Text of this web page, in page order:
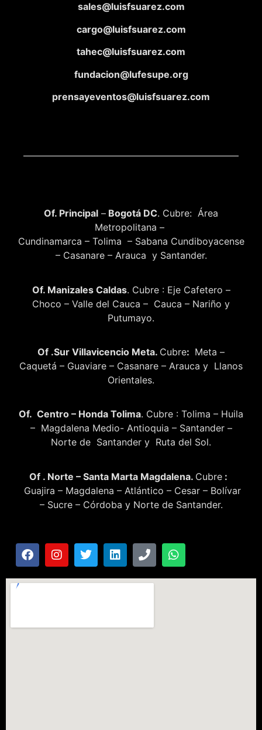
sales@luisfsuarez.com
cargo@luisfsuarez.com
tahec@luisfsuarez.com
fundacion@lufesupe.org
prensayeventos@luisfsuarez.com
Of. Principal – Bogotá DC. Cubre: Área
Metropolitana –
Cundinamarca – Tolima – Sabana Cundiboyacense
– Casanare – Arauca y Santander.
Of. Manizales Caldas. Cubre : Eje Cafetero –
Choco – Valle del Cauca – Cauca – Nariño y
Putumayo.
Of .Sur Villavicencio Meta. Cubre: Meta –
Caquetá – Guaviare – Casanare – Arauca y Llanos
Orientales.
Of. Centro – Honda Tolima. Cubre : Tolima – Huila
– Magdalena Medio- Antioquia – Santander –
Norte de Santander y Ruta del Sol.
Of . Norte – Santa Marta Magdalena. Cubre :
Guajira – Magdalena – Atlántico – Cesar – Bolívar
– Sucre – Córdoba y Norte de Santander.